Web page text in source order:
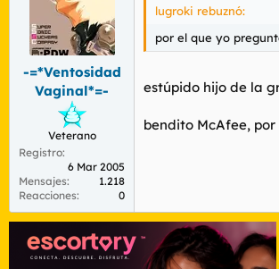
-=*Ventosidad
Vaginal*=-
Veterano
Registro
6 Mar 2005
Mensajes
1.218
Reacciones
0
lugroki rebuznó:
por el que yo
estúpido hijo de la
bendito McAfee,